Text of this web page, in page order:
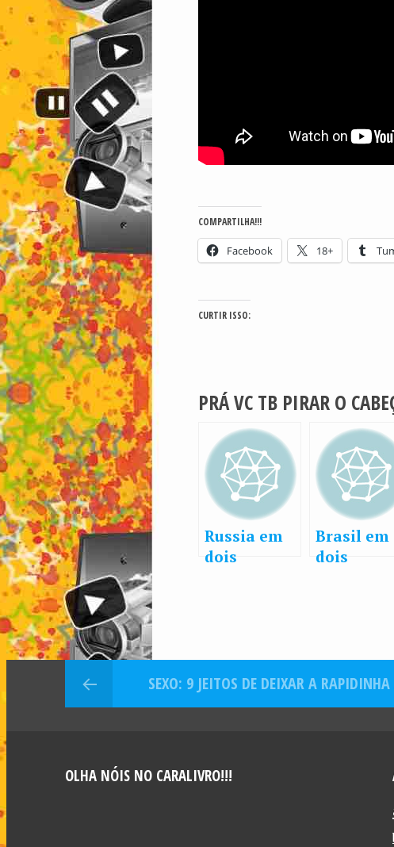
COMPARTILHA!!!
Facebook 18+
CURTIR ISSO:
PRÁ VC TB PIRAR O
Russia em
dois
Brasil em
dois
SEXO: 9 JEITOS DE DEIXAR A
OLHA NÓIS NO CARALIVRO!!!